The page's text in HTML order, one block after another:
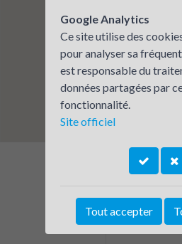
Google Analytics
Ce site utilise des
pour analyser sa
est responsable du
données partagées par
fonctionnalité.
Site officiel
Tout accepter